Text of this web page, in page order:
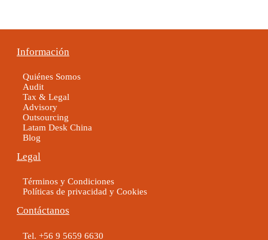
Información
Quiénes Somos
Audit
Tax & Legal
Advisory
Outsourcing
Latam Desk China
Blog
Legal
Términos y Condiciones
Políticas de privacidad y Cookies
Contáctanos
Tel. +56 9 5659 6630